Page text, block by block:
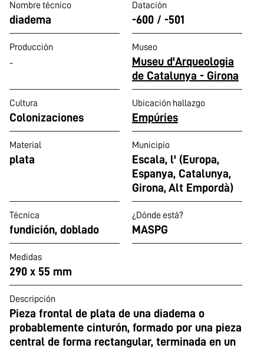
Nombre técnico
diadema
Datación
-600 / -501
Producción
-
Museo
Museu d'Arqueologia
de Catalunya - Girona
Cultura
Colonizaciones
Ubicación hallazgo
Empúries
Material
plata
Municipio
Escala, l' (Europa,
Espanya, Catalunya,
Girona, Alt Empordà)
Técnica
fundición, doblado
¿Dónde está?
MASPG
Medidas
290 x 55 mm
Descripción
Pieza frontal de plata de una diadema o
probablemente cinturón, formado por una pieza
central de forma rectangular, terminada en un